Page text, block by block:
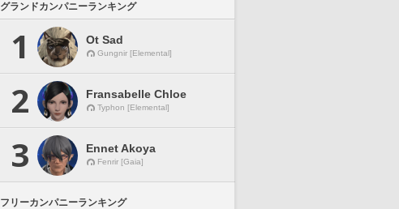
グランドカンパニーランキング
1 Ot Sad
Gungnir [Elemental]
2 Fransabelle Chloe
Typhon [Elemental]
3 Ennet Akoya
Fenrir [Gaia]
フリーカンパニーランキング